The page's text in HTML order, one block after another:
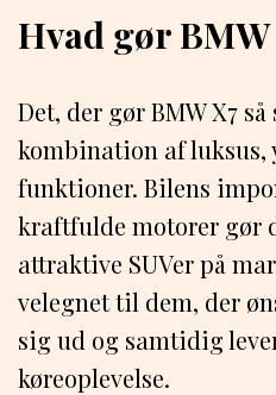
Hvad gør BMW
Det, der gør BMW X7
kombination af luksus,
funktioner. Bilens
kraftfulde motorer gør
attraktive SUVer på
velegnet til dem, der
sig ud og samtidig
køreoplevelse.